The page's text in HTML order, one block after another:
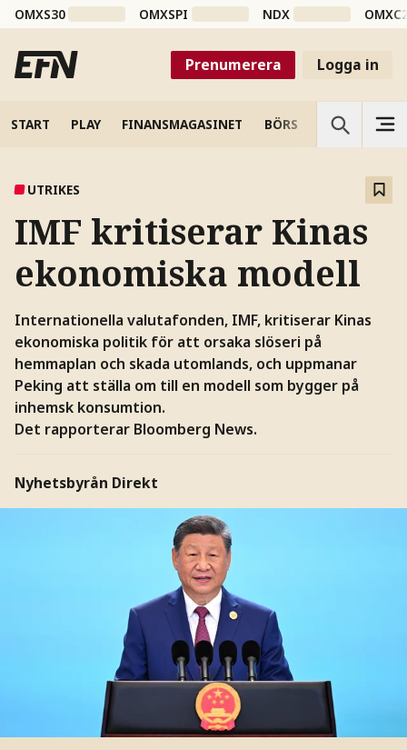
OMXS30 OMXSPI NDX
Prenumerera Logga in
START PLAY FINANSMAGASINET BÖRS VETENSKAP
UTRIKES
IMF kritiserar Kinas
ekonomiska modell
Internationella valutafonden, IMF, kritiserar Kinas
ekonomiska politik för att orsaka slöseri på
hemmaplan och skada utomlands, och uppmanar
Peking att ställa om till en modell som bygger på
inhemsk konsumtion.
Det rapporterar Bloomberg News.
Nyhetsbyrån Direkt